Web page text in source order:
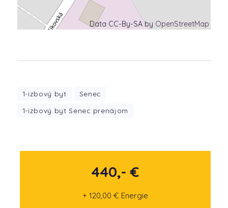
Data CC-By-SA by OpenStreetMap
1-izbový byt
Senec
1-izbový byt Senec prenájom
440,- €
+ 120,00 € Energie